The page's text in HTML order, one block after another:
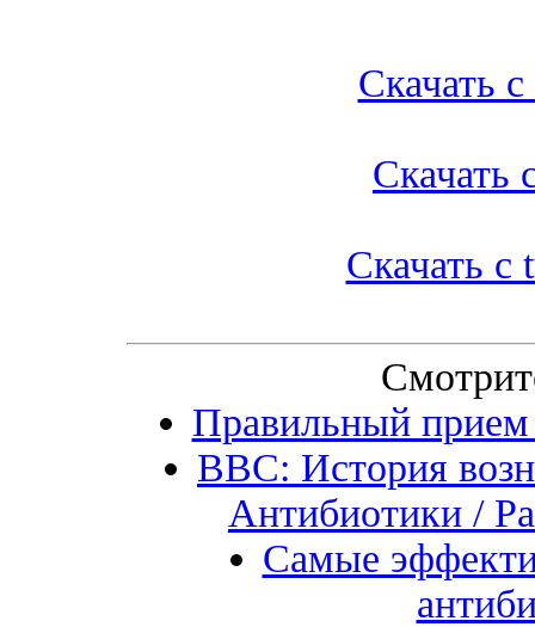
Скачать
Скачать
Скачать с
Правильный прием
BBC: История
Антибиотики /
Самые